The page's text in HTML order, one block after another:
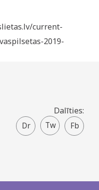
current-
2019-
Dalīties:
Facebook
share
Twitter